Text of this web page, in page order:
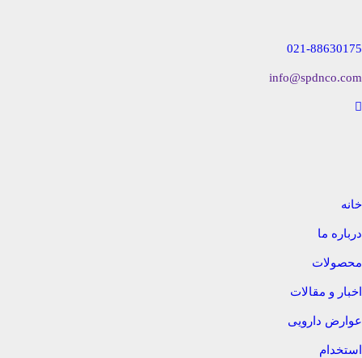
021-88630175
info@spdnco.com
خانه
درباره ما
محصولات
اخبار و مقالات
عوارض دارویی
استخدام